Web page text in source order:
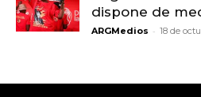
dispone de
ARGMedios - 18 de